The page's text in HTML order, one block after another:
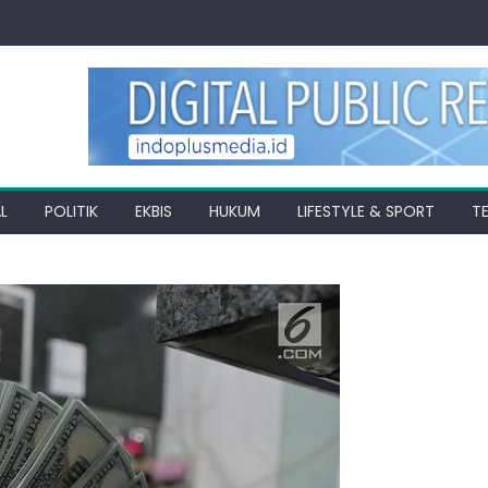
POLITIK EKBIS HUKUM LIFESTYLE & SPORT